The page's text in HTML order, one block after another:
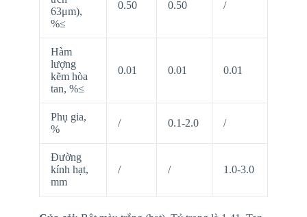
63μm),
%≤
0.50 0.50 /
Hàm
lượng
kẽm hòa
tan, %≤
0.01 0.01 0.01
Phụ gia,
%
/ 0.1-2.0 /
Đường
kính hạt,
mm
/ / 1.0-3.0